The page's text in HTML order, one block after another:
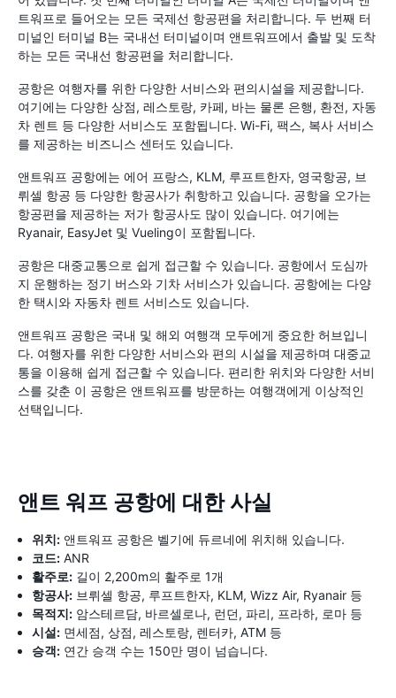
트워프로 들어오는 모든 국제선 항공편을 처리합니다. 두 번째 터
미널인 터미널 B는 국내선 터미널이며 앤트워프에서 출발 및 도착
하는 모든 국내선 항공편을 처리합니다.
공항은 여행자를 위한 다양한 서비스와 편의시설을 제공합니다.
여기에는 다양한 상점, 레스토랑, 카페, 바는 물론 은행, 환전, 자동
차 렌트 등 다양한 서비스도 포함됩니다. Wi-Fi, 팩스, 복사 서비스
를 제공하는 비즈니스 센터도 있습니다.
앤트워프 공항에는 에어 프랑스, ​​KLM, 루프트한자, 영국항공, 브
뤼셀 항공 등 다양한 항공사가 취항하고 있습니다. 공항을 오가는
항공편을 제공하는 저가 항공사도 많이 있습니다. 여기에는
Ryanair, EasyJet 및 Vueling이 포함됩니다.
공항은 대중교통으로 쉽게 접근할 수 있습니다. 공항에서 도심까
지 운행하는 정기 버스와 기차 서비스가 있습니다. 공항에는 다양
한 택시와 자동차 렌트 서비스도 있습니다.
앤트워프 공항은 국내 및 해외 여행객 모두에게 중요한 허브입니
다. 여행자를 위한 다양한 서비스와 편의 시설을 제공하며 대중교
통을 이용해 쉽게 접근할 수 있습니다. 편리한 위치와 다양한 서비
스를 갖춘 이 공항은 앤트워프를 방문하는 여행객에게 이상적인
선택입니다.
앤트 워프 공항에 대한 사실
위치: 앤트워프 공항은 벨기에 듀르네에 위치해 있습니다.
코드: ANR
활주로: 길이 2,200m의 활주로 1개
항공사: 브뤼셀 항공, 루프트한자, KLM, Wizz Air, Ryanair 등
목적지: 암스테르담, 바르셀로나, 런던, 파리, 프라하, 로마 등
시설: 면세점, 상점, 레스토랑, 렌터카, ATM 등
승객: 연간 승객 수는 150만 명이 넘습니다.